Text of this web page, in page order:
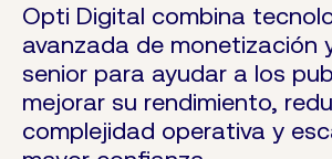
Opti Digital combina
avanzada de monetización
senior para ayudar a los
mejorar su rendimiento,
complejidad operativa y